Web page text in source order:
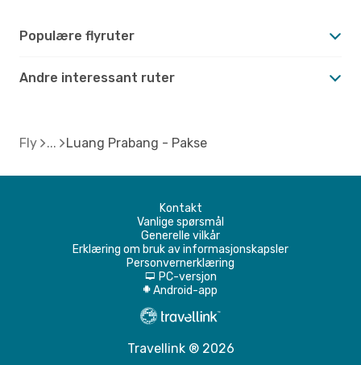
Populære flyruter
Andre interessant ruter
Fly Luang Prabang - Pakse
Kontakt
Vanlige spørsmål
Generelle vilkår
Erklæring om bruk av informasjonskapsler
Personvernerklæring
d PC-versjon
A Android-app
Travellink ® 2026